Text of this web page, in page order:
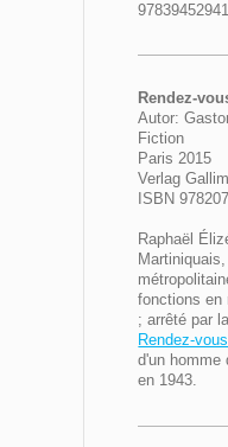
Rendez-
Autor:
Fiction
Paris 2015
Verlag
ISBN
Raphaël
fonctions en
; arrêté par
Rendez-
d'un homme
en 1943.